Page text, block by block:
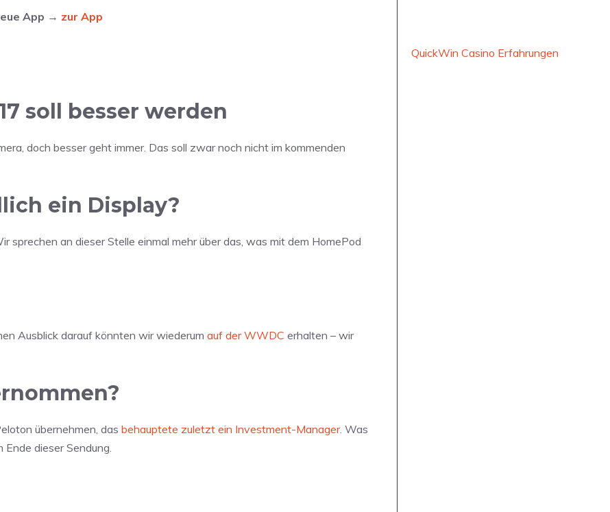
App → zur App
soll besser werden
doch besser geht immer. Das soll zwar noch nicht im kommenden
ein Display?
sprechen an dieser Stelle einmal mehr über das, was mit dem HomePod
Ausblick darauf könnten wir wiederum auf der WWDC erhalten – wir
übernehmen, das behauptete zuletzt ein Investment-Manager. Was
dieser Sendung.
QuickWin Casino Erfahrungen